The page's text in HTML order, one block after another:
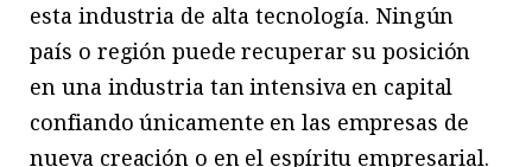
esta industria de alta tecnología. Ningún
país o región puede recuperar su posición
en una industria tan intensiva en capital
confiando únicamente en las empresas de
nueva creación o en el espíritu empresarial.